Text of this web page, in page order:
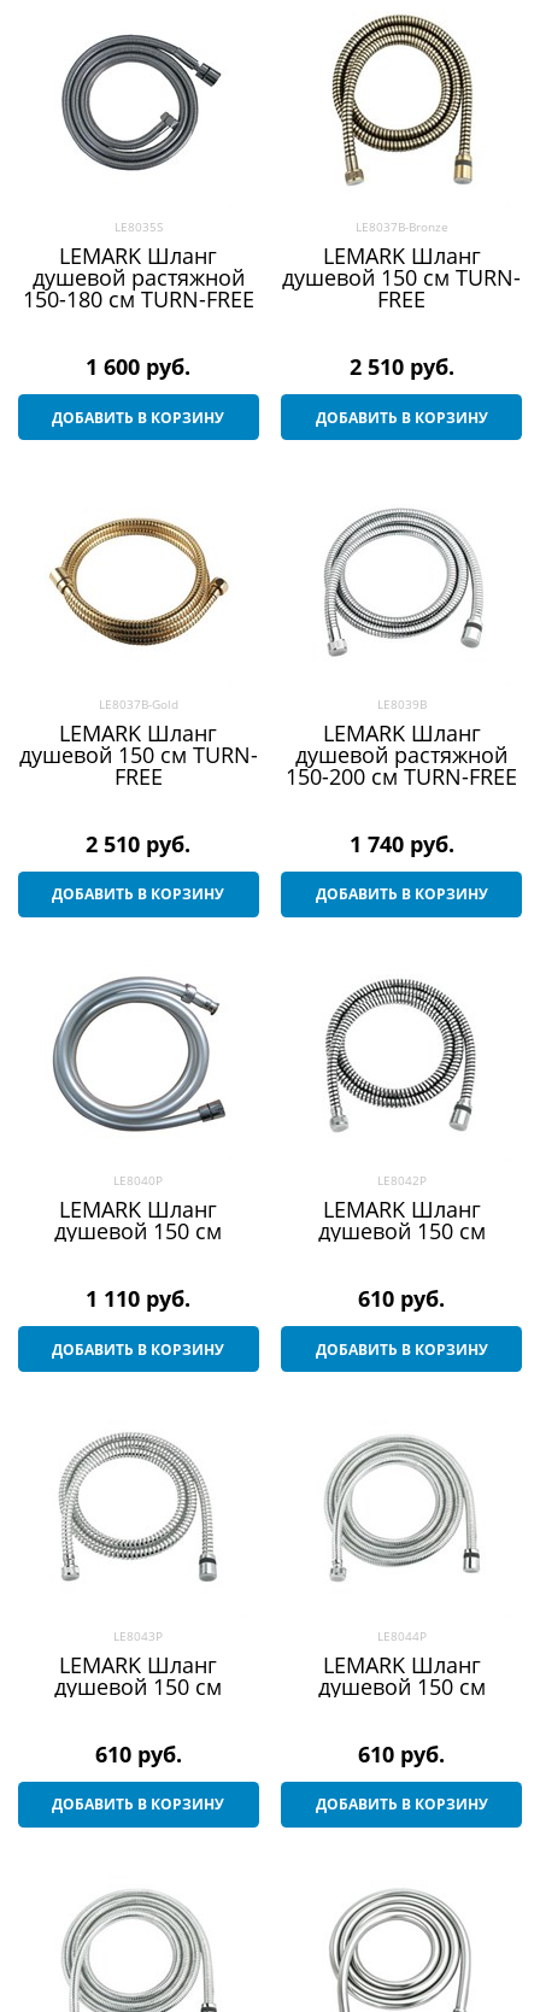
LE8035S
LEMARK Шланг
душевой растяжной
150-180 см TURN-FREE
1 600 руб.
ДОБАВИТЬ В КОРЗИНУ
LE8037B-Bronze
LEMARK Шланг
душевой 150 см TURN-
FREE
2 510 руб.
ДОБАВИТЬ В КОРЗИНУ
LE8037B-Gold
LEMARK Шланг
душевой 150 см TURN-
FREE
2 510 руб.
ДОБАВИТЬ В КОРЗИНУ
LE8039B
LEMARK Шланг
душевой растяжной
150-200 см TURN-FREE
1 740 руб.
ДОБАВИТЬ В КОРЗИНУ
LE8040P
LEMARK Шланг
душевой 150 см
1 110 руб.
ДОБАВИТЬ В КОРЗИНУ
LE8042P
LEMARK Шланг
душевой 150 см
610 руб.
ДОБАВИТЬ В КОРЗИНУ
LE8043P
LEMARK Шланг
душевой 150 см
610 руб.
ДОБАВИТЬ В КОРЗИНУ
LE8044P
LEMARK Шланг
душевой 150 см
610 руб.
ДОБАВИТЬ В КОРЗИНУ